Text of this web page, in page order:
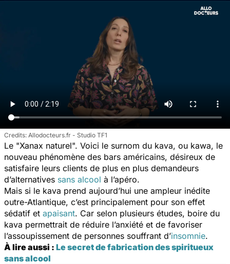
Allodocteurs.fr - Studio TF1
Le "Xanax naturel". Voici le surnom du kava, ou kawa, le
nouveau phénomène des bars américains, désireux de
satisfaire leurs clients de plus en plus demandeurs
d’alternatives sans alcool à l’apéro.
Mais si le kava prend aujourd’hui une ampleur inédite
outre-Atlantique, c’est principalement pour son effet
sédatif et apaisant. Car selon plusieurs études, boire du
kava permettrait de réduire l’anxiété et de favoriser
l’assoupissement de personnes souffrant d’insomnie.
À lire aussi : Le secret de fabrication des spiritueux
sans alcool